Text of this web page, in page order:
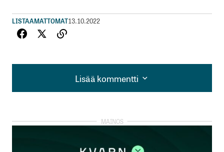
LISTAAMATTOMAT13.10.2022
Lisää kommentti
Lisää kommentti
kirjautua
rekisteröityä